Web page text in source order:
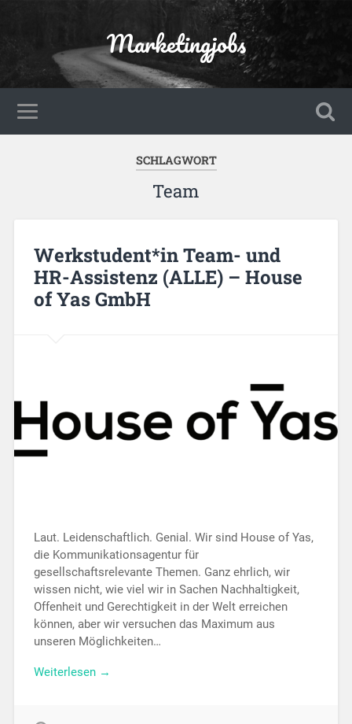
Marketingjobs
SCHLAGWORT
Team
Werkstudent*in Team- und
HR-Assistenz (ALLE) – House
of Yas GmbH
Laut. Leidenschaftlich. Genial. Wir sind House of Yas,
die Kommunikationsagentur für
gesellschaftsrelevante Themen. Ganz ehrlich, wir
wissen nicht, wie viel wir in Sachen Nachhaltigkeit,
Offenheit und Gerechtigkeit in der Welt erreichen
können, aber wir versuchen das Maximum aus
unseren Möglichkeiten…
Weiterlesen →